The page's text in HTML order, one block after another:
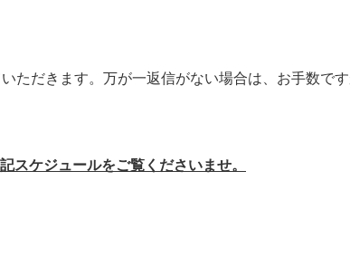
ただきます。万が一返信がない場合は、お手数です
スケジュールをご覧くださいませ。